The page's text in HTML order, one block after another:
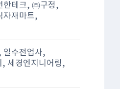
한테크, ㈜구정,
자재마트,
일수전업사,
세경엔지니어링,